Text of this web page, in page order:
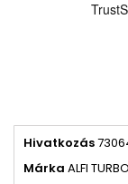
Hivatkozás
Márka ALFI